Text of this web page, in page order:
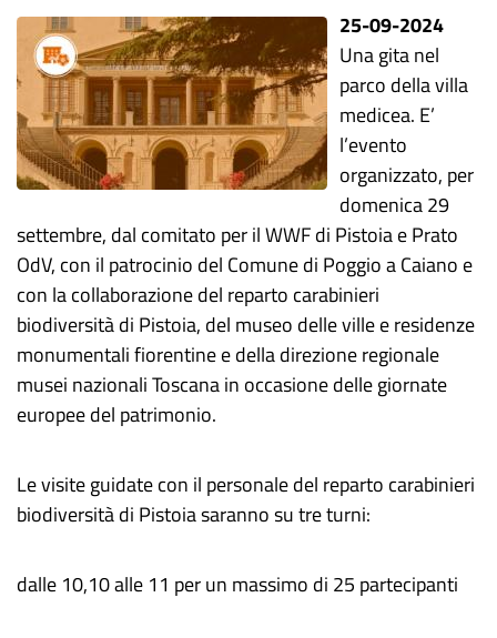
25-09-2024
Una gita nel
parco della villa
medicea. E’
l’evento
organizzato, per
domenica 29
settembre, dal comitato per il WWF di Pistoia e Prato
OdV, con il patrocinio del Comune di Poggio a Caiano e
con la collaborazione del reparto carabinieri
biodiversità di Pistoia, del museo delle ville e residenze
monumentali fiorentine e della direzione regionale
musei nazionali Toscana in occasione delle giornate
europee del patrimonio.
Le visite guidate con il personale del reparto carabinieri
biodiversità di Pistoia saranno su tre turni:
dalle 10,10 alle 11 per un massimo di 25 partecipanti